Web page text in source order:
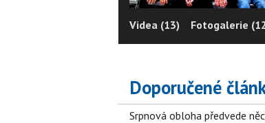
Videa (13) Fotogalerie
Doporučené
Srpnová obloha předvede